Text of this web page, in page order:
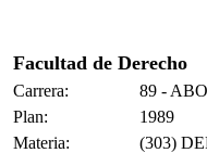
Facultad de Derecho
Carrera:
89 -
Plan:
1989
Materia:
(303)